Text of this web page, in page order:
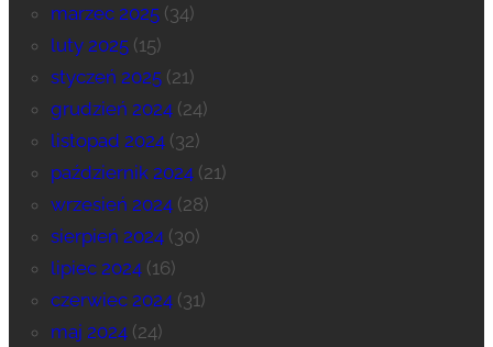
marzec 2025(34)
luty 2025(15)
styczeń 2025(21)
grudzień 2024(24)
listopad 2024(32)
październik 2024(21)
wrzesień 2024(28)
sierpień 2024(30)
lipiec 2024(16)
czerwiec 2024(31)
maj 2024(24)